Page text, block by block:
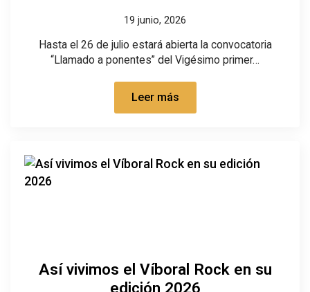
19 junio, 2026
Hasta el 26 de julio estará abierta la convocatoria
“Llamado a ponentes” del Vigésimo primer…
Leer más
Así vivimos el Víboral Rock en su
edición 2026